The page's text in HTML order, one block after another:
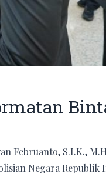
Februanto, S.I.K.,
Negara Republik